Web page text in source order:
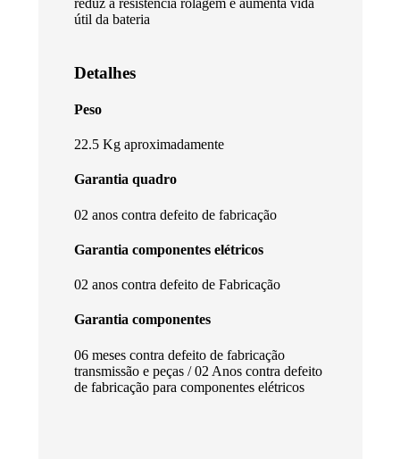
útil da bateria
Detalhes
Peso
22.5 Kg aproximadamente
Garantia quadro
02 anos contra defeito de fabricação
Garantia componentes elétricos
02 anos contra defeito de Fabricação
Garantia componentes
06 meses contra defeito de fabricação
transmissão e peças / 02 Anos contra defeito
de fabricação para componentes elétricos